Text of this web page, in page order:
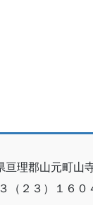
亘理郡山元町山
（２３）１６０